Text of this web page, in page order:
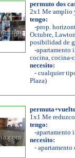
permuto dos
2x1 Me amplio
tengo:
-prop.
Octubre,
posibilidad de
-apartamento
cocina, cocina-
necesito:
- cualquier
Plaza)
1x1 Me
tengo:
-apartamento
necesito:
- apartamento